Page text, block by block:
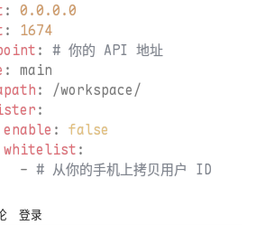
: 0.0.0.0
:
1674
: # 你的 API 地址
: main
:
/workspace/
:
enable : false
whitelist :
- # 从你的手机上拷贝用户 ID
登录